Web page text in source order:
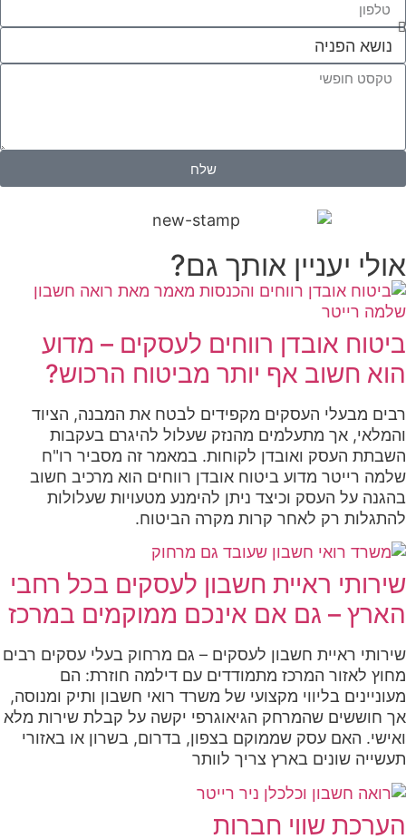
שלח
אולי יעניין אותך גם?
ביטוח אובדן רווחים לעסקים – מדוע
הוא חשוב אף יותר מביטוח הרכוש?
רבים מבעלי העסקים מקפידים לבטח את המבנה, הציוד
והמלאי, אך מתעלמים מהנזק שעלול להיגרם בעקבות
השבתת העסק ואובדן לקוחות. במאמר זה מסביר רו"ח
שלמה רייטר מדוע ביטוח אובדן רווחים הוא מרכיב חשוב
בהגנה על העסק וכיצד ניתן להימנע מטעויות שעלולות
להתגלות רק לאחר קרות מקרה הביטוח.
שירותי ראיית חשבון לעסקים בכל רחבי
הארץ – גם אם אינכם ממוקמים במרכז
שירותי ראיית חשבון לעסקים – גם מרחוק בעלי עסקים רבים
מחוץ לאזור המרכז מתמודדים עם דילמה חוזרת: הם
מעוניינים בליווי מקצועי של משרד רואי חשבון ותיק ומנוסה,
אך חוששים שהמרחק הגיאוגרפי יקשה על קבלת שירות מלא
ואישי. האם עסק שממוקם בצפון, בדרום, בשרון או באזורי
תעשייה שונים בארץ צריך לוותר
הערכת שווי חברות